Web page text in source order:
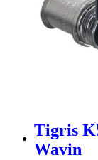
Tigris
Wavin